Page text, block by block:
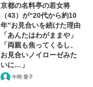
京都の名料亭の若女将
（43）が“20代から約10
年”お見合いを続けた理由
「あんたはわがままや」
「両親も焦ってくるし、
お見合いノイローゼみた
いに…」
中岡 愛子